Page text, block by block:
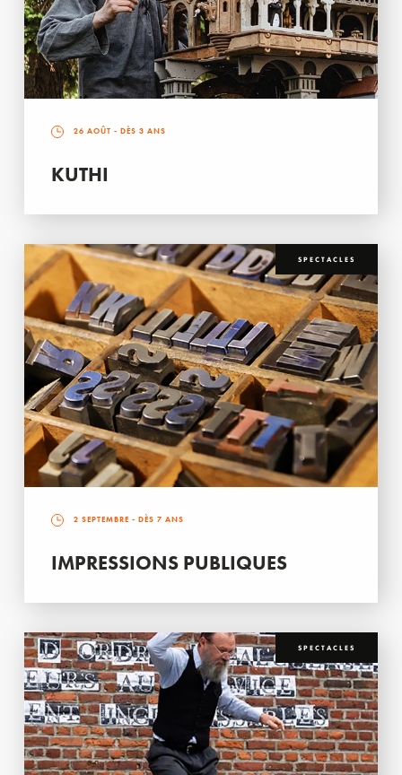
26 AOÛT - DÈS 3 ANS
KUTHI
SPECTACLES
2 SEPTEMBRE - DÈS 7 ANS
IMPRESSIONS PUBLIQUES
SPECTACLES